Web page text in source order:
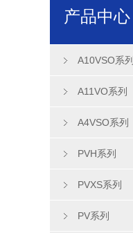
产品中心
A10VSO系列
A11VO系列
A4VSO系列
PVH系列
PVXS系列
PV系列